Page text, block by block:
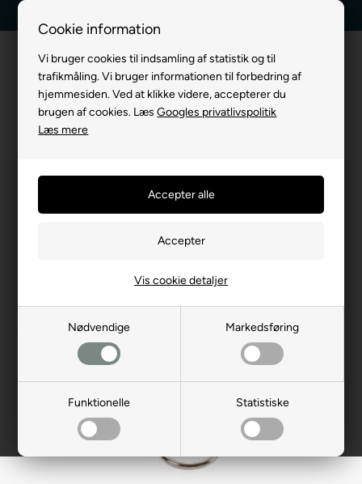
Cookie information
Vi bruger cookies til indsamling af statistik og til
trafikmåling. Vi bruger informationen til forbedring af
hjemmesiden. Ved at klikke videre, accepterer du
brugen af cookies. LæsGoogles privatlivspolitik
Læs mere
Nødvendige Markedsføring
Funktionelle Statistiske
Vis cookie detaljer